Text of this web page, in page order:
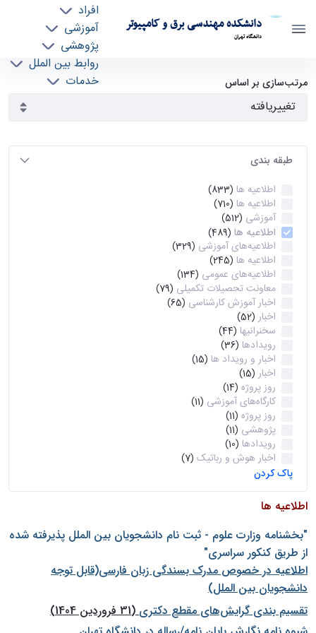
دانشکده مهندسی برق و کامپیوتر
دانشگاه تهران
افراد
آموزشی
پژوهشی
روابط بین الملل
خدمات
آرشیو اطلاعیه ها - ece- دانشکده مهندسی برق و
کامپیوتر
مرتب‌سازی بر اساس
طبقه بندی
اطلاعیه ها (833)
اطلاعیه ها (710)
آموزشی (512)
اطلاعیه ها (489)
اطلاعیه‌های‌ آموزشی (329)
اطلاعیه ها (245)
اطلاعیه‌های عمومی (134)
معاونت تحصیلات تکمیلی (79)
اخبار آموزش کارشناسی (65)
اخبار (52)
سخنرانیها (44)
رویدادها (36)
اخبار و رویداد ها (15)
اخبار (15)
روز پروژه (14)
کارگاه‌های آموزشی (11)
روز پروژه (11)
پژوهشی (11)
رویدادها (10)
اخبار هوش و رباتیک (7)
پاک کردن
اطلاعیه ها
"بخشنامه وزارت علوم - ثبت نام دانشجويان بين الملل پذيرفته شده
از طريق كنكور سراسری"
اطلاعیه در خصوص مدرک بسندگی زبان فارسی(قابل توجه
دانشجویان بین الملل)
تقسیم بندی گرایش‌های مقطع دکتری(31 فروردین 1404)